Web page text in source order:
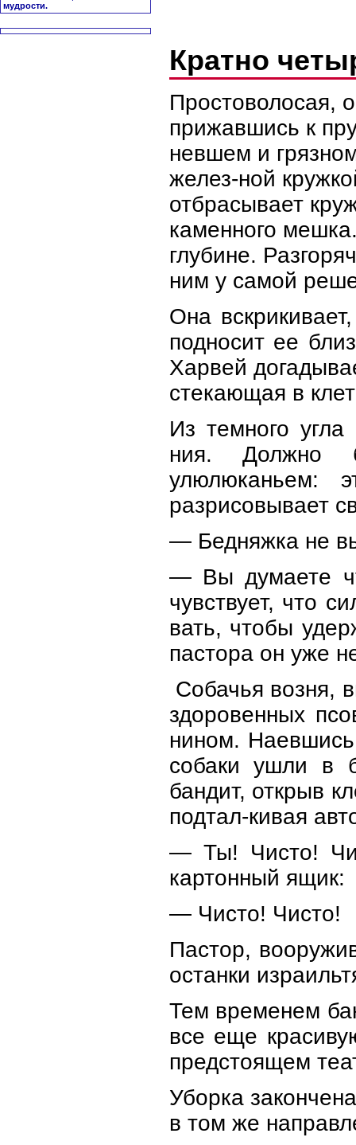
мудрости.
Кратно
Простоволосая,
прижавшись к
невшем и
желез-ной
отбрасывает
каменного
глубине.
ним у самой
Она
подносит ее
Харвей
стекающая в
Из темного
ния. Должно
улюлюканьем:
разрисовывает
— Бедняжка не
— Вы думаете
чувствует, что
вать, чтобы
пастора он уже
Собачья возня,
здоровенных
нином.
собаки ушли в
бандит, открыв
подтал-кивая
— Ты! Чисто!
картонный ящик:
— Чисто! Чисто!
Пастор,
останки
Тем временем
все еще
предстоящем
Уборка
в том же